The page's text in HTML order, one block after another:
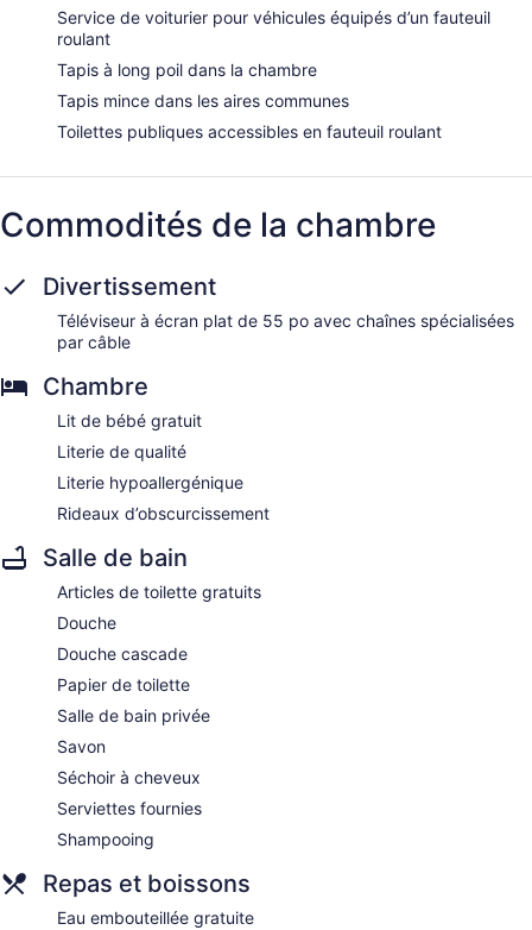
Service de voiturier pour véhicules équipés d’un fauteuil
roulant
Tapis à long poil dans la chambre
Tapis mince dans les aires communes
Toilettes publiques accessibles en fauteuil roulant
Commodités de la chambre
Divertissement
Téléviseur à écran plat de 55 po avec chaînes spécialisées
par câble
Chambre
Lit de bébé gratuit
Literie de qualité
Literie hypoallergénique
Rideaux d’obscurcissement
Salle de bain
Articles de toilette gratuits
Douche
Douche cascade
Papier de toilette
Salle de bain privée
Savon
Séchoir à cheveux
Serviettes fournies
Shampooing
Repas et boissons
Eau embouteillée gratuite